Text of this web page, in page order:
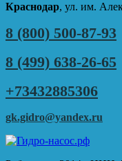
Краснодар, ул. им.
8 (800) 500-87-93
8 (499) 638-26-65
+73432885306
gk.gidro@yandex.ru